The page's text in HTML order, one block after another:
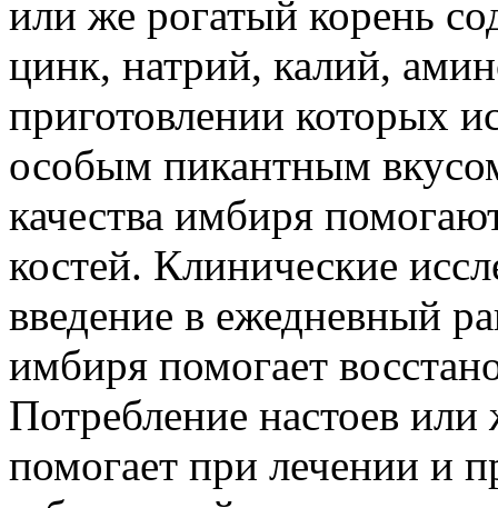
или же рогатый корень
цинк, натрий, калий,
приготовлении которых
особым пикантным
качества имбиря
костей. Клинические
введение в ежедневный
имбиря помогает
Потребление настоев
помогает при лечении и